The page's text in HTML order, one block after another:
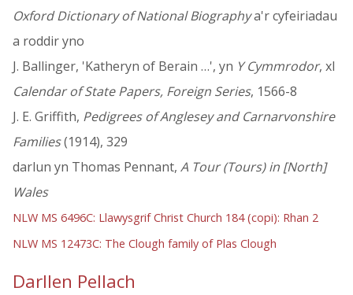
Oxford Dictionary of National Biographya'r cyfeiriadau
a roddir yno
J. Ballinger, 'Katheryn of Berain …', yn Y Cymmrodor, xl
Calendar of State Papers, Foreign Series, 1566-8
J. E. Griffith, Pedigrees of Anglesey and Carnarvonshire
Families(1914), 329
darlun yn Thomas Pennant, A Tour (Tours) in [North]
Wales
NLW MS 6496C: Llawysgrif Christ Church 184 (copi): Rhan 2
NLW MS 12473C: The Clough family of Plas Clough
Darllen Pellach